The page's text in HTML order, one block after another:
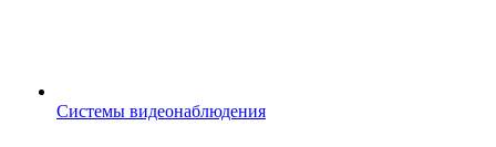
Системы видеонаблюдения